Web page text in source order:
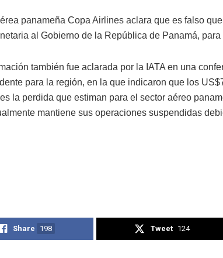
panameña Copa Airlines aclara que es falso
al Gobierno de la República de Panamá,
también fue aclarada por la IATA en una
para la región, en la que indicaron que los
la perdida que estiman para el sector aéreo
mantiene sus operaciones suspendidas
Share 198 Tweet 124